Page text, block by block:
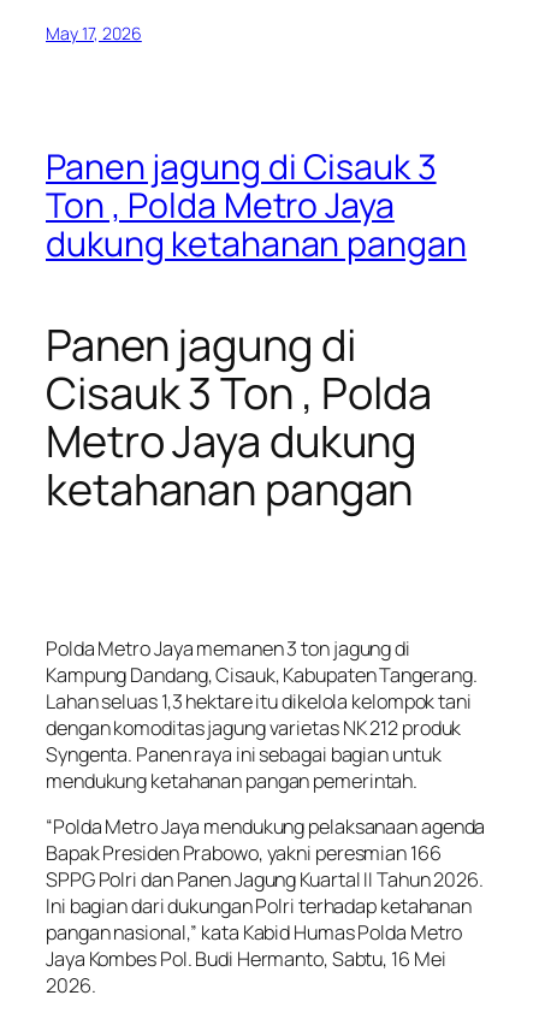
May 17, 2026
Panen jagung di Cisauk 3
Ton , Polda Metro Jaya
dukung ketahanan pangan
Panen jagung di
Cisauk 3 Ton , Polda
Metro Jaya dukung
ketahanan pangan
Polda Metro Jaya memanen 3 ton jagung di
Kampung Dandang, Cisauk, Kabupaten Tangerang.
Lahan seluas 1,3 hektare itu dikelola kelompok tani
dengan komoditas jagung varietas NK 212 produk
Syngenta. Panen raya ini sebagai bagian untuk
mendukung ketahanan pangan pemerintah.
“Polda Metro Jaya mendukung pelaksanaan agenda
Bapak Presiden Prabowo, yakni peresmian 166
SPPG Polri dan Panen Jagung Kuartal II Tahun 2026.
Ini bagian dari dukungan Polri terhadap ketahanan
pangan nasional,” kata Kabid Humas Polda Metro
Jaya Kombes Pol. Budi Hermanto, Sabtu, 16 Mei
2026.